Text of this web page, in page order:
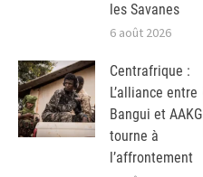
les Savanes
6 août 2026
Centrafrique :
L’alliance entre
Bangui et AAKG
tourne à
l’affrontement